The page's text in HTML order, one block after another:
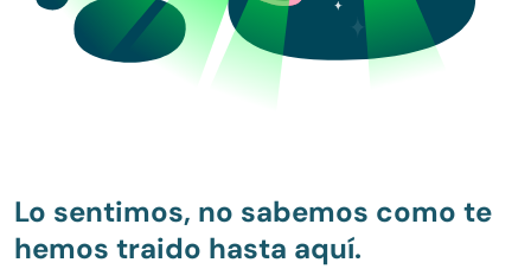
Lo sentimos, no sabemos como te
hemos traido hasta aquí.